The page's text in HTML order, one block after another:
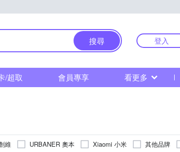
搜尋 登入
/超取 會員專享 看更多
維 URBANER 奧本 Xiaomi 小米 其他品牌